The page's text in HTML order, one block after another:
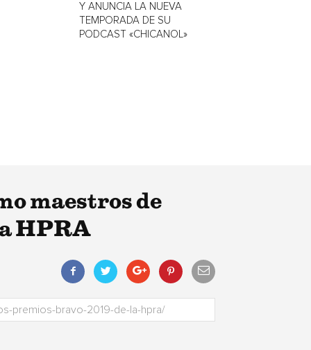
Y ANUNCIA LA NUEVA
TEMPORADA DE SU
PODCAST «CHICANOL»
maestros de
HPRA